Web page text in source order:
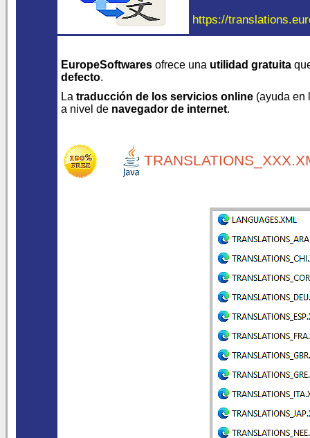
https://
EuropeSoftwares ofrece una utilidad gratuita
defecto.
La traducción de los servicios online (ayuda en
a nivel de navegador de internet.